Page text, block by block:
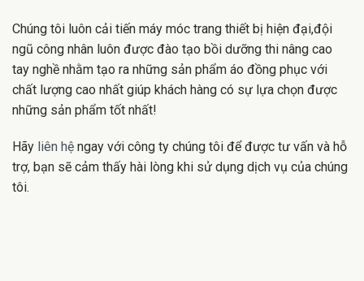
Chúng tôi luôn cải tiến máy móc trang thiết bị hiện đại,đội
ngũ công nhân luôn được đào tạo bồi dưỡng thi nâng cao
tay nghề nhằm tạo ra những sản phẩm áo đồng phục với
chất lượng cao nhất giúp khách hàng có sự lựa chọn được
những sản phẩm tốt nhất!
Hãy liên hệ ngay với công ty chúng tôi để được tư vấn và hỗ
trợ, bạn sẽ cảm thấy hài lòng khi sử dụng dịch vụ của chúng
tôi.